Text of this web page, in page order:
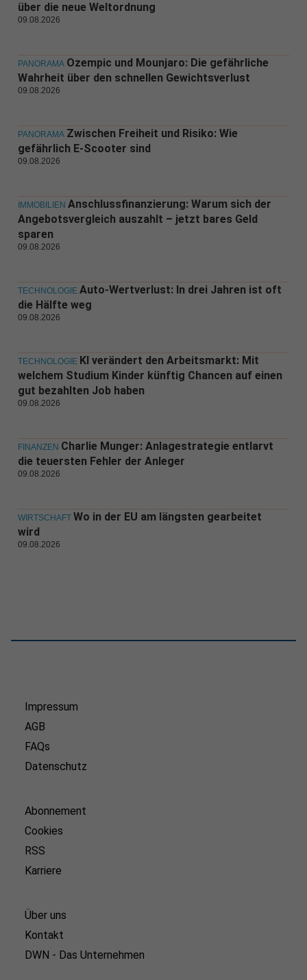
über die neue Weltordnung
09.08.2026
PANORAMA Ozempic und Mounjaro: Die gefährliche
Wahrheit über den schnellen Gewichtsverlust
09.08.2026
PANORAMA Zwischen Freiheit und Risiko: Wie
gefährlich E-Scooter sind
09.08.2026
IMMOBILIEN Anschlussfinanzierung: Warum sich der
Angebotsvergleich auszahlt – jetzt bares Geld
sparen
09.08.2026
TECHNOLOGIE Auto-Wertverlust: In drei Jahren ist oft
die Hälfte weg
09.08.2026
TECHNOLOGIE KI verändert den Arbeitsmarkt: Mit
welchem Studium Kinder künftig Chancen auf einen
gut bezahlten Job haben
09.08.2026
FINANZEN Charlie Munger: Anlagestrategie entlarvt
die teuersten Fehler der Anleger
09.08.2026
WIRTSCHAFT Wo in der EU am längsten gearbeitet
wird
09.08.2026
Impressum
AGB
FAQs
Datenschutz
Abonnement
Cookies
RSS
Karriere
Über uns
Kontakt
DWN - Das Unternehmen